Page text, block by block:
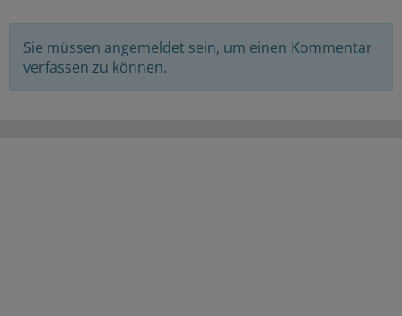
Sie müssen angemeldet sein, um einen Kommentar
verfassen zu können.